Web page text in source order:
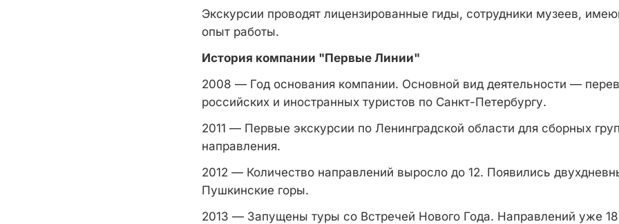
Экскурсии проводят лицензированные гиды, сотрудники музеев,
опыт работы.
История компании "Первые Линии"
2008 — Год основания компании. Основной вид деятельности —
российских и иностранных туристов по Санкт-Петербургу.
2011 — Первые экскурсии по Ленинградской области для сборных
направления.
2012 — Количество направлений выросло до 12. Появились
Пушкинские горы.
2013 — Запущены туры со Встречей Нового Года. Направлений уже